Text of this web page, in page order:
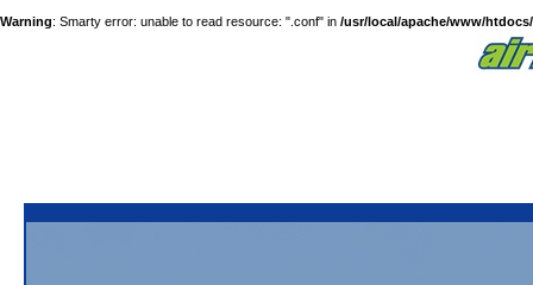
Warning: Smarty error: unable to read resource: ".conf" in /usr/local/apache/www/